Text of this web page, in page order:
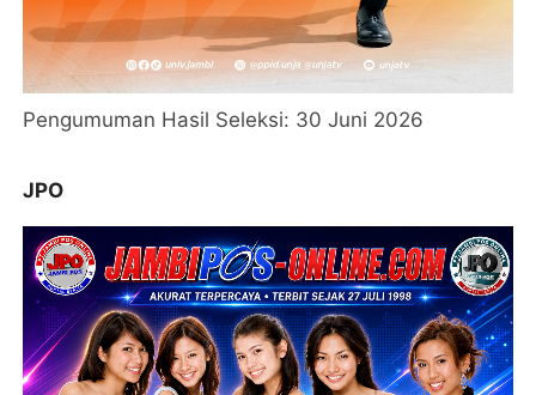
Pengumuman Hasil Seleksi: 30 Juni 2026
JPO